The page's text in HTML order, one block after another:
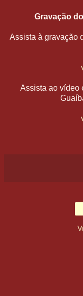
Gravação
Assista à gravação
Assista ao vídeo